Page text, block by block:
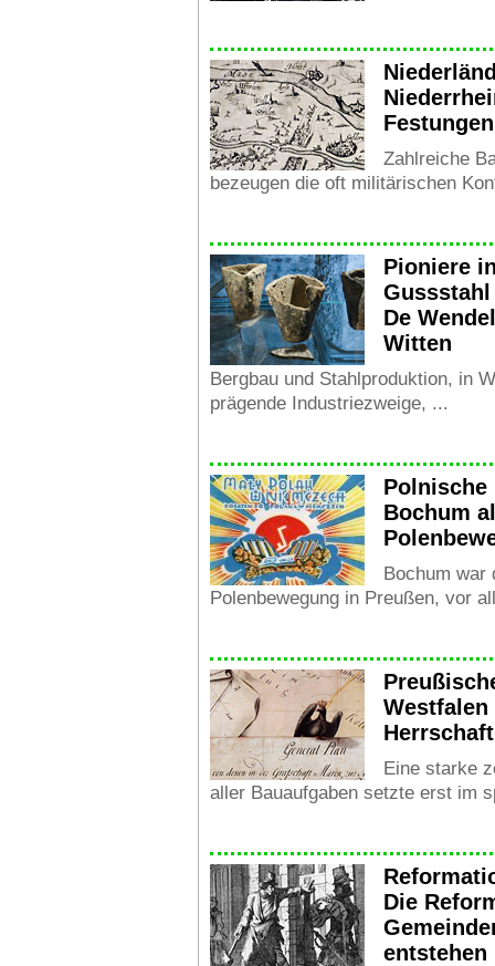
Zahlreiche
bezeugen die oft militärischen
Pioniere
Gussstahl
De
Witten
Bergbau und Stahlproduktion, in
prägende Industriezweige, ...
Polnische
Bochum
Bochum war
Polenbewegung in Preußen, vor
Westfalen
Eine starke
aller Bauaufgaben setzte erst im
Die
entstehen